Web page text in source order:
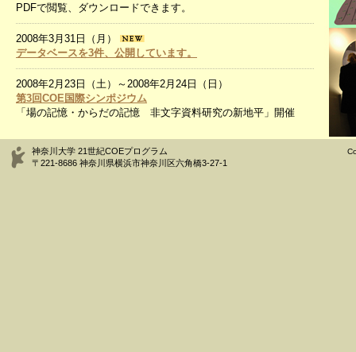
PDFで閲覧、ダウンロードできます。
2008年3月31日（月）
データベースを3件、公開しています。
2008年2月23日（土）～2008年2月24日（日）
第3回COE国際シンポジウム
「場の記憶・からだの記憶 非文字資料研究の新地平」開催
2008年2月23日（土）～2008年2月24日（日）
実験展示班 「あるく －身体の記憶－」開催
神奈川大学 21世紀COEプログラム
〒221-8686 神奈川県横浜市神奈川区六角橋3-27-1